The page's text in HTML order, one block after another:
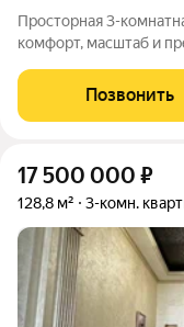
Просторная 3-
комфорт, масштаб и
вам нужна большая,
современном, быстро
Позвонить
17 500 000 ₽
128,8 м² 3-комн.